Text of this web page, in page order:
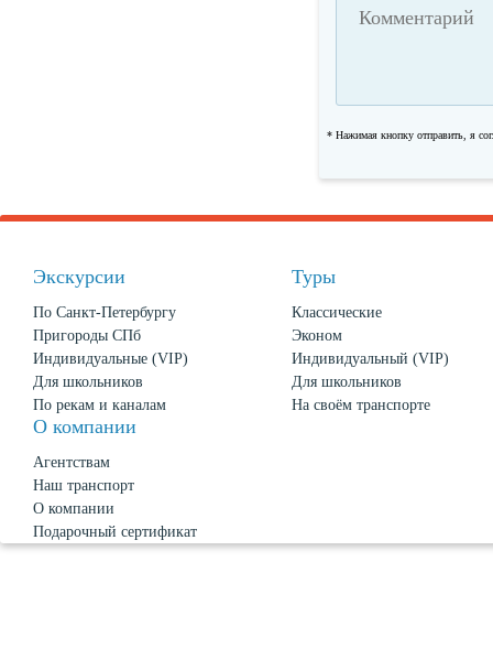
* Нажимая кнопку отправить, я
Экскурсии
По Санкт-Петербургу
Пригороды СПб
Индивидуальные (VIP)
Для школьников
По рекам и каналам
Туры
Классические
Эконом
Индивидуальный (VIP)
Для школьников
На своём транспорте
О компании
Агентствам
Наш транспорт
О компании
Подарочный сертификат